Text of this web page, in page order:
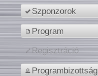
Szponzorok
Program
Regisztráció
Programbizottság